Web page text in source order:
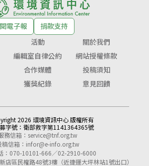
電子報
捐款支持
活動
關於我們
編輯室自律公約
網站授權條款
合作媒體
投稿須知
獲獎紀錄 意見回饋
2026 環境資訊中心 版權所有
字號： 衛部救字第1141364365號
務信箱： service@tnf.org.tw
稿信箱： infor@e-info.org.tw
：070-10101-666／02-2910-6000
店區民權路48號3樓（近捷運大坪林站1號出口）